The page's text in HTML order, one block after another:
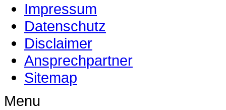
Impressum
Datenschutz
Disclaimer
Ansprechpartner
Sitemap
Menu